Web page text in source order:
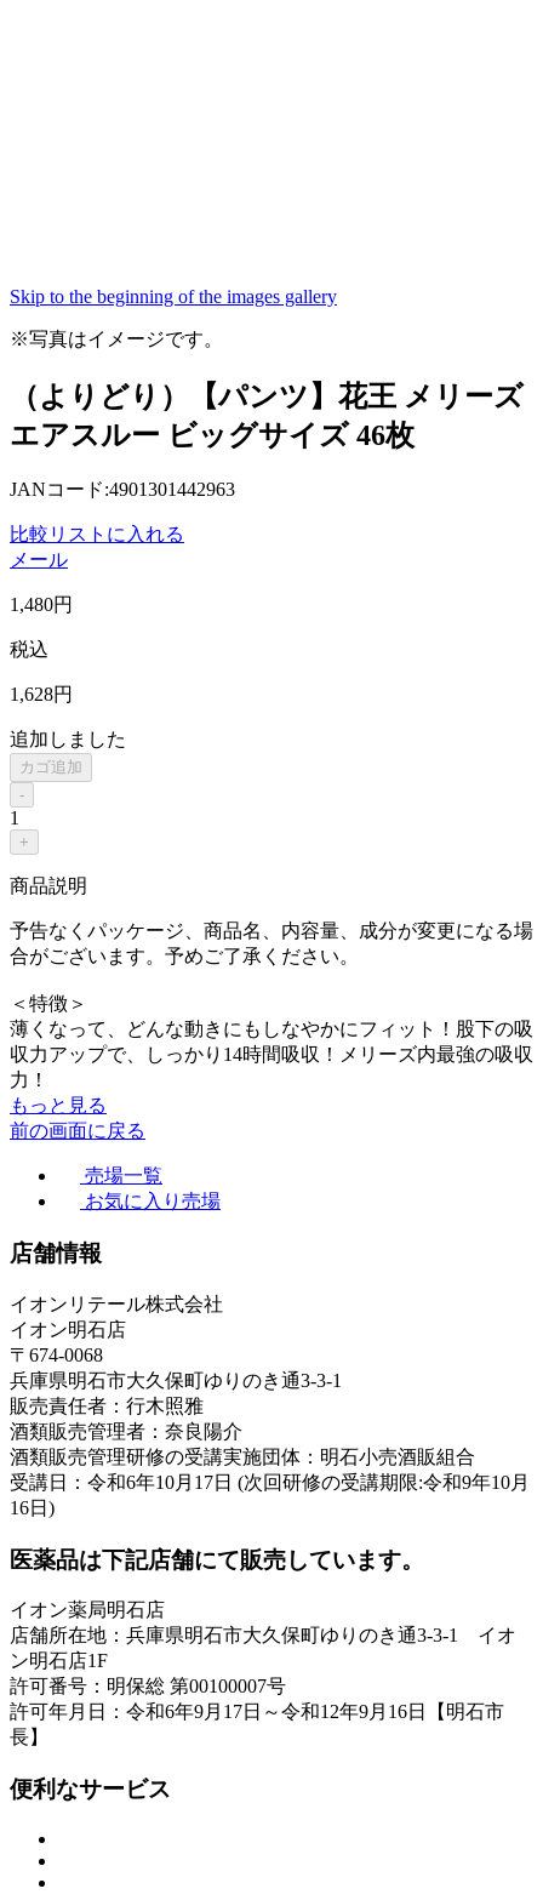
Skip to the beginning of the images gallery
※写真はイメージです。
（よりどり）【パンツ】花王 メリーズ
エアスルー ビッグサイズ 46枚
JANコード:4901301442963
比較リストに入れる
メール
1,480円
税込
1,628円
追加しました
カゴ追加
-
1
+
商品説明
予告なくパッケージ、商品名、内容量、成分が変更になる場
合がございます。予めご了承ください。
＜特徴＞
薄くなって、どんな動きにもしなやかにフィット！股下の吸
収力アップで、しっかり14時間吸収！メリーズ内最強の吸収
力！
もっと見る
前の画面に戻る
売場一覧
お気に入り売場
店舗情報
イオンリテール株式会社
イオン明石店
〒674-0068
兵庫県明石市大久保町ゆりのき通3-3-1
販売責任者：行木照雅
酒類販売管理者：奈良陽介
酒類販売管理研修の受講実施団体：明石小売酒販組合
受講日：令和6年10月17日 (次回研修の受講期限:令和9年10月
16日)
医薬品は下記店舗にて販売しています。
イオン薬局明石店
店舗所在地：兵庫県明石市大久保町ゆりのき通3-3-1 イオ
ン明石店1F
許可番号：明保総 第00100007号
許可年月日：令和6年9月17日～令和12年9月16日【明石市
長】
便利なサービス